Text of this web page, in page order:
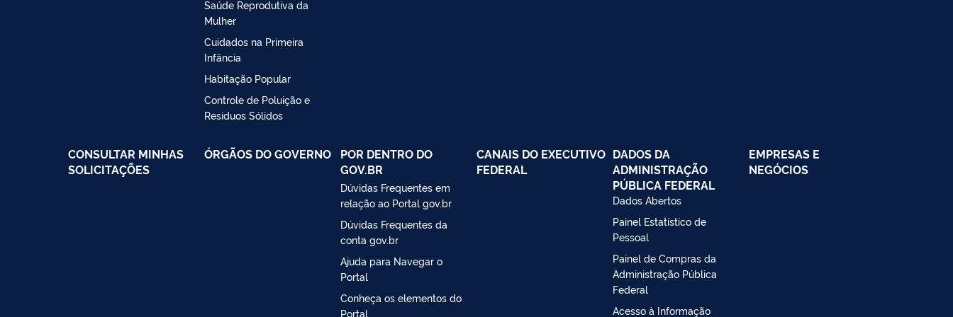
Saúde Reprodutiva da
Mulher
Cuidados na Primeira
Infância
Habitação Popular
Controle de Poluição e
Resíduos Sólidos
CONSULTAR MINHAS
SOLICITAÇÕES
ÓRGÃOS DO GOVERNO
POR DENTRO DO
GOV.BR
Dúvidas Frequentes em
relação ao Portal gov.br
Dúvidas Frequentes da
conta gov.br
Ajuda para Navegar o
Portal
Conheça os elementos do
Portal
CANAIS DO EXECUTIVO
FEDERAL
DADOS DA
ADMINISTRAÇÃO
PÚBLICA FEDERAL
Dados Abertos
Painel Estatístico de
Pessoal
Painel de Compras da
Administração Pública
Federal
Acesso à Informação
EMPRESAS E
NEGÓCIOS